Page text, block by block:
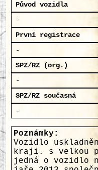
Původ vozidla
-
První registrace
-
SPZ/RZ (org.)
-
SPZ/RZ současná
-
Poznámky:
Vozidlo
kraji. s velkou
jedná o vozidlo